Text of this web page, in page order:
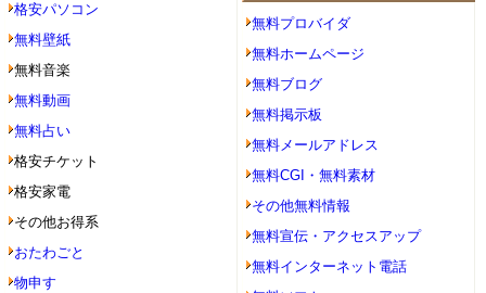
格安パソコン
無料壁紙
無料音楽
無料動画
無料占い
格安チケット
格安家電
その他お得系
おたわごと
物申す
無料プロバイダ
無料ホームページ
無料ブログ
無料掲示板
無料メールアドレス
無料CGI・無料素材
その他無料情報
無料宣伝・アクセスアップ
無料インターネット電話